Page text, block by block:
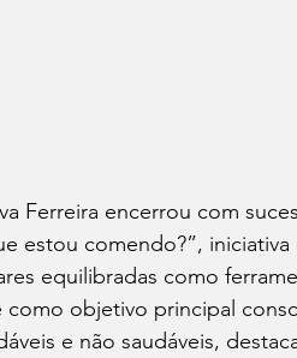
Ferreira encerrou com
estou comendo?”, iniciativa
equilibradas como
objetivo principal
e não saudáveis,